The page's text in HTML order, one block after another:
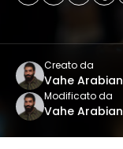
Creato da
Vahe Arabian
Modificato da
Vahe Arabian